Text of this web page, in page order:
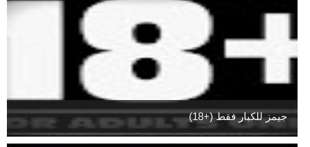
جيمز للكبار فقط (+18)